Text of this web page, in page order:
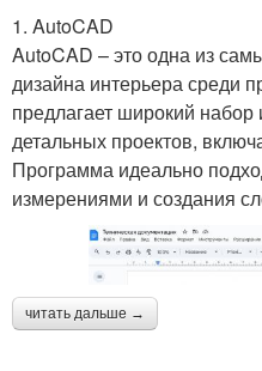
1. AutoCAD
AutoCAD – это одна из
дизайна интерьера среди
предлагает широкий
детальных проектов,
Программа идеально
измерениями и создания
читать дальше →